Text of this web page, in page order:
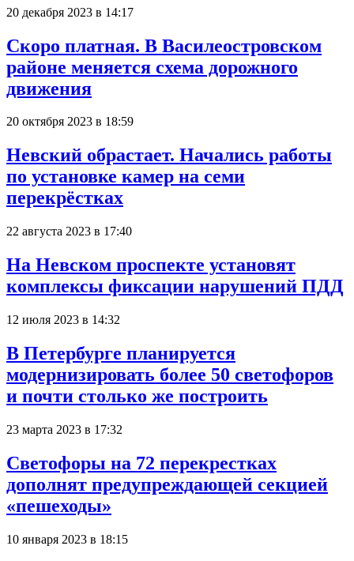
20 декабря 2023 в 14:17
Скоро платная. В Василеостровском
районе меняется схема дорожного
движения
20 октября 2023 в 18:59
Невский обрастает. Начались работы
по установке камер на семи
перекрёстках
22 августа 2023 в 17:40
На Невском проспекте установят
комплексы фиксации нарушений ПДД
12 июля 2023 в 14:32
В Петербурге планируется
модернизировать более 50 светофоров
и почти столько же построить
23 марта 2023 в 17:32
Светофоры на 72 перекрестках
дополнят предупреждающей секцией
«пешеходы»
10 января 2023 в 18:15